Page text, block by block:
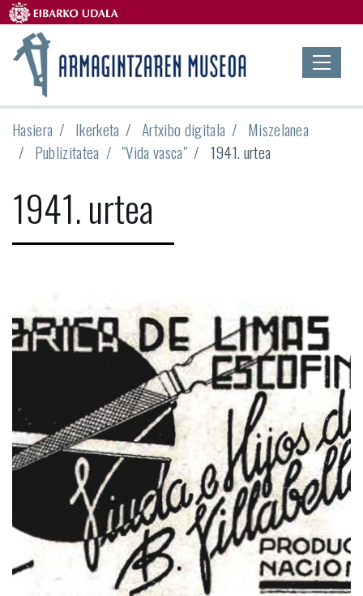
Hasiera Ikerketa Artxibo digitala
Miszelanea
Publizitatea
"Vida vasca" 1941. urtea
1941. urtea